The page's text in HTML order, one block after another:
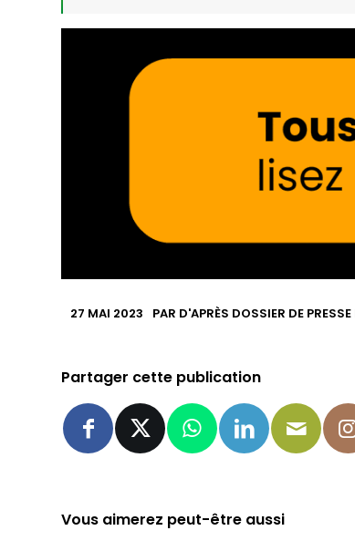
27 MAI 2023 PAR D'APRÈS DOSSIER DE
Partager cette publication
Vous aimerez peut-être aussi